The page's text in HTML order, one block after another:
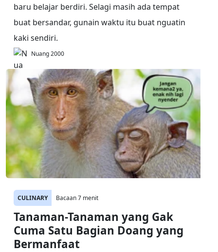
baru belajar berdiri. Selagi masih ada tempat
buat bersandar, gunain waktu itu buat nguatin
kaki sendiri.
Nuang 2000
CULINARY Bacaan 7 menit
Tanaman-Tanaman yang Gak
Cuma Satu Bagian Doang yang
Bermanfaat